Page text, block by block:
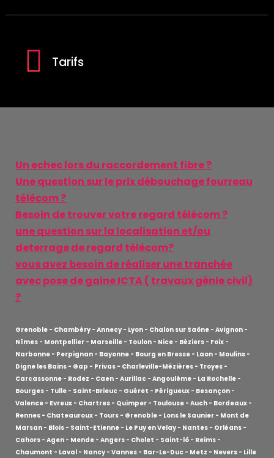
Tarifs
Un echec lors du raccordement fibre ?
Une question sur le prix débouchage fourreau
télécom ?
Besoin de trouver votre regard télécom ?
une question sur la localisation et/ou
deterrage de regard télécom?
vous avez besoin de réaliser une tranchée
avec pose de gaine ICTA ( travaux génie civil)
?
Grenoble - Chambéry - Annecy - Lyon - Chalon sur Saône - Avignon -
Nîmes - Montpellier - Marseille - Toulon - Nice - Béziers - Foix -
Narbonne - Perpignan - Bayonne - Bourg en Bresse - Laon - Moulins -
Digne les Bains - Gap - Privas - Charleville-Mézières - Troyes -
Carcassonne - Rodez - Caen - Aurillac - Angoulême - La Rochelle -
Bourges - Tulle - Saint-Brieuc - Guéret - Périgueux - Besançon -
Valence - Evreux - Chartres - Quimper - Toulouse - Auch - Bordeaux -
Rennes - Chateauroux - Tours - Grenoble - Lons le Saunier - Mont de
Marsan - Blois - Saint-Etienne - Le Puy en Velay - Nantes - Orléans -
Cahors - Agen - Mende - Angers - Cholet - Saint-lô - Reims -
Chaumont - Laval - Nancy - Vannes - Bar-Le-Duc - Metz - Nevers - Lille